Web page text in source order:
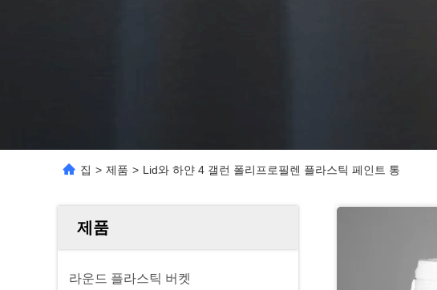
집 > 제품 > Lid와 하얀 4 갤런 폴리프로필렌 플라스틱 페인트 통
제품
라운드 플라스틱 버켓